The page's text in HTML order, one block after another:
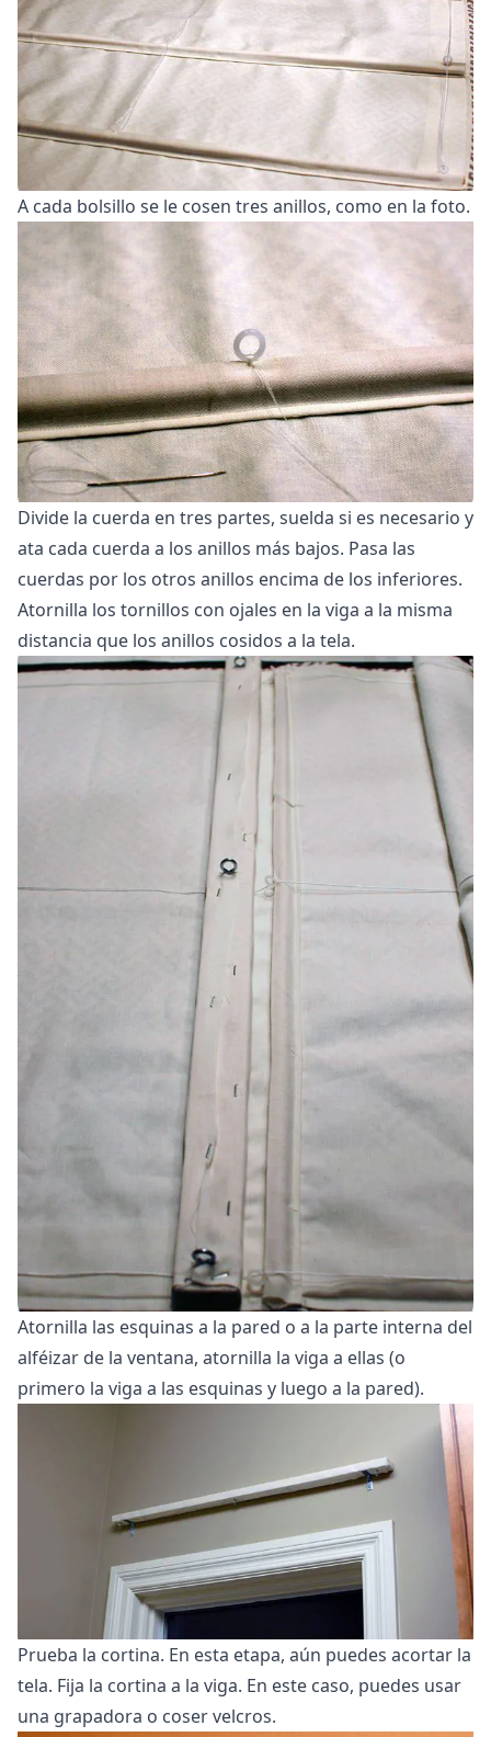
A cada bolsillo se le cosen tres anillos, como en la foto.
Divide la cuerda en tres partes, suelda si es necesario y
ata cada cuerda a los anillos más bajos. Pasa las
cuerdas por los otros anillos encima de los inferiores.
Atornilla los tornillos con ojales en la viga a la misma
distancia que los anillos cosidos a la tela.
Atornilla las esquinas a la pared o a la parte interna del
alféizar de la ventana, atornilla la viga a ellas (o
primero la viga a las esquinas y luego a la pared).
Prueba la cortina. En esta etapa, aún puedes acortar la
tela. Fija la cortina a la viga. En este caso, puedes usar
una grapadora o coser velcros.